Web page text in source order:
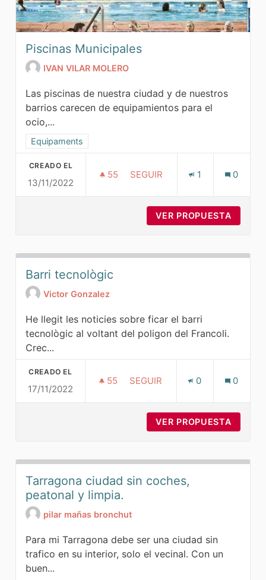
Piscinas Municipales
IVAN VILAR MOLERO
Las piscinas de nuestra ciudad y de nuestros
barrios carecen de equipamientos para el
ocio,...
Resultados al filtrar por la categoría: Equipaments
Equipaments
CREADO EL
13/11/2022
55 55 SEGUIDORAS
SEGUIR 1 0
VER PROPUESTA
Barri tecnològic
Victor Gonzalez
He llegit les noticies sobre ficar el barri
tecnològic al voltant del poligon del Francoli.
Crec...
CREADO EL
17/11/2022
55 55 SEGUIDORAS
SEGUIR 0 0
VER PROPUESTA
Tarragona ciudad sin coches,
peatonal y limpia.
pilar mañas bronchut
Para mi Tarragona debe ser una ciudad sin
trafico en su interior, solo el vecinal. Con un
buen...